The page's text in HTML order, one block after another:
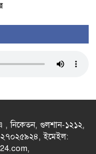
, নিকেতন, গুলশান-১২১২,
ইমেইল: